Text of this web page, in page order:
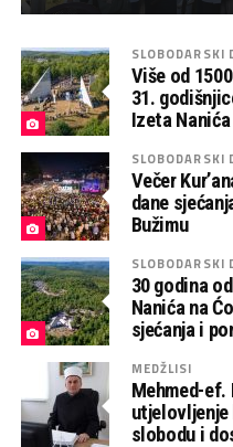
SLOBODARSKI
Više od
31.
Izeta
SLOBODARSKI
Večer
dane
Bužimu
SLOBODARSKI
30 godina
Nanića na
sjećanja i
MEDŽLISI
Mehmed-ef.
utjelovljenje
slobodu i